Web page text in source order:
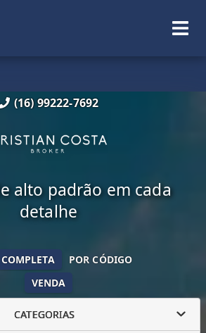
(16) 99222-7692
alto padrão em cada
detalhe
VENDA
POR CÓDIGO
CATEGORIAS